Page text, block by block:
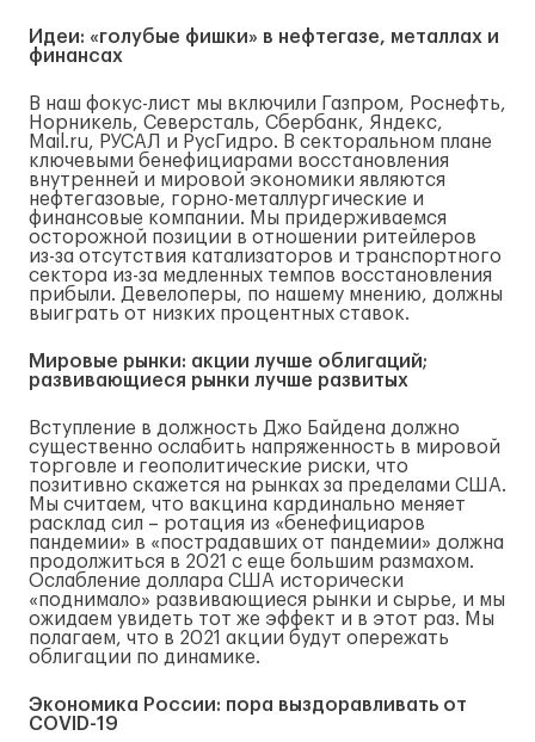
Идеи: «голубые фишки» в нефтегазе, металлах и
финансах
В наш фокус-лист мы включили Газпром, Роснефть,
Норникель, Северсталь, Сбербанк, Яндекс,
Mail.ru, РУСАЛ и РусГидро. В секторальном плане
ключевыми бенефициарами восстановления
внутренней и мировой экономики являются
нефтегазовые, горно-металлургические и
финансовые компании. Мы придерживаемся
осторожной позиции в отношении ритейлеров
из-за отсутствия катализаторов и транспортного
сектора из-за медленных темпов восстановления
прибыли. Девелоперы, по нашему мнению, должны
выиграть от низких процентных ставок.
Мировые рынки: акции лучше облигаций;
развивающиеся рынки лучше развитых
Вступление в должность Джо Байдена должно
существенно ослабить напряженность в мировой
торговле и геополитические риски, что
позитивно скажется на рынках за пределами США.
Мы считаем, что вакцина кардинально меняет
расклад сил – ротация из «бенефициаров
пандемии» в «пострадавших от пандемии» должна
продолжиться в 2021 с еще большим размахом.
Ослабление доллара США исторически
«поднимало» развивающиеся рынки и сырье, и мы
ожидаем увидеть тот же эффект и в этот раз. Мы
полагаем, что в 2021 акции будут опережать
облигации по динамике.
Экономика России: пора выздоравливать от
COVID-19